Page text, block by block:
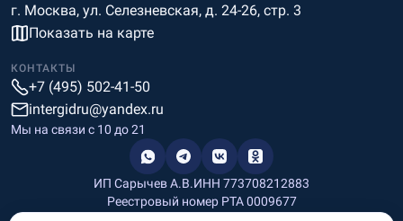
г. Москва, ул. Селезневская, д. 24-26, стр. 3
Показать на карте
КОНТАКТЫ
+7 (495) 502-41-50
intergidru@yandex.ru
Мы на связи c 10 до 21
ИП Сарычев А.В.ИНН 773708212883
Реестровый номер РТА 0009677